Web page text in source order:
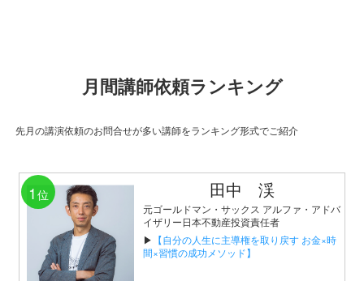
月間講師依頼ランキング
先月の講演依頼のお問合せが多い講師をランキング形式でご紹介
1 位 田中 渓
元ゴールドマン・サックス アルファ・アドバ
イザリー日本不動産投資責任者
▶ 【自分の人生に主導権を取り戻す お金×時
間×習慣の成功メソッド】